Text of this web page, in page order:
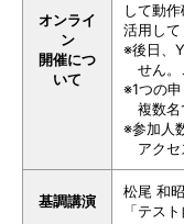
オンライ
ン
開催につ
いて
して動
活用して
※後日、
せん。
※1つの
複数名
※参加人
アクセ
基調講演
松尾 和
「テス